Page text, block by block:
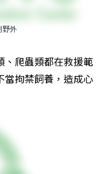
野外
、爬蟲類都在救援範
當拘禁飼養，造成心